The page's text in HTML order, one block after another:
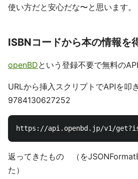
使い方だと安心だな〜と思います。
ISBNコードから本の情報を
openBDという登録不要で無料の
URLから挿入スクリプトでAPIを叩
9784130627252
返ってきたもの （を
た）